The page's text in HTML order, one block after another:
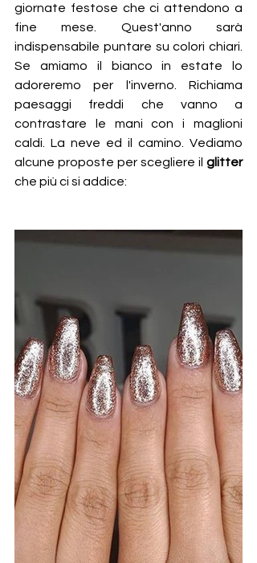
giornate festose che ci attendono a
fine mese. Quest'anno sarà
indispensabile puntare su colori chiari.
Se amiamo il bianco in estate lo
adoreremo per l'inverno. Richiama
paesaggi freddi che vanno a
contrastare le mani con i maglioni
caldi. La neve ed il camino. Vediamo
alcune proposte per scegliere il
glitter
che più ci si addice: